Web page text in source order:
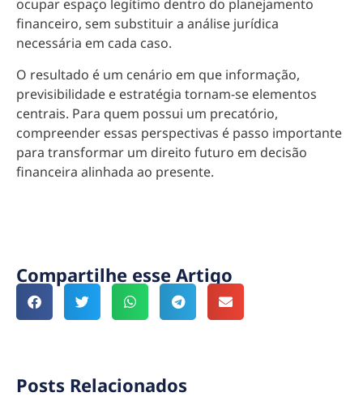
ocupar espaço legítimo dentro do planejamento
financeiro, sem substituir a análise jurídica
necessária em cada caso.
O resultado é um cenário em que informação,
previsibilidade e estratégia tornam-se elementos
centrais. Para quem possui um precatório,
compreender essas perspectivas é passo importante
para transformar um direito futuro em decisão
financeira alinhada ao presente.
Compartilhe esse Artigo
Posts Relacionados